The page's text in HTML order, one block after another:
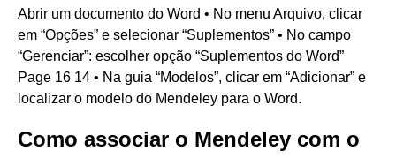
Abrir um documento do Word • No menu Arquivo, clicar
em “Opções” e selecionar “Suplementos” • No campo
“Gerenciar”: escolher opção “Suplementos do Word”
Page 16 14 • Na guia “Modelos”, clicar em “Adicionar” e
localizar o modelo do Mendeley para o Word.
Como associar o Mendeley com o